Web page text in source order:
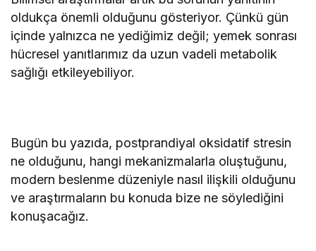
oldukça önemli olduğunu gösteriyor. Çünkü gün
içinde yalnızca ne yediğimiz değil; yemek sonrası
hücresel yanıtlarımız da uzun vadeli metabolik
sağlığı etkileyebiliyor.
Bugün bu yazıda, postprandiyal oksidatif stresin
ne olduğunu, hangi mekanizmalarla oluştuğunu,
modern beslenme düzeniyle nasıl ilişkili olduğunu
ve araştırmaların bu konuda bize ne söylediğini
konuşacağız.